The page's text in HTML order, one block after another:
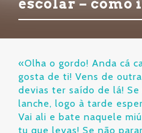
escolar –
«Olha o gordo! Anda cá
gosta de ti! Vens de
devias ter saído de lá!
lanche, logo à tarde
Vai ali e bate naquele
tu que levas! Se não